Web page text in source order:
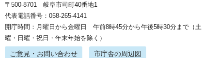
〒500-8701 岐阜市司町40番地1
代表電話番号：058-265-4141
開庁時間：月曜日から金曜日 午前8時45分から午後5時30分まで（土
曜・日曜・祝日・年末年始を除く）
ご意見・お問い合わせ 市庁舎の周辺図